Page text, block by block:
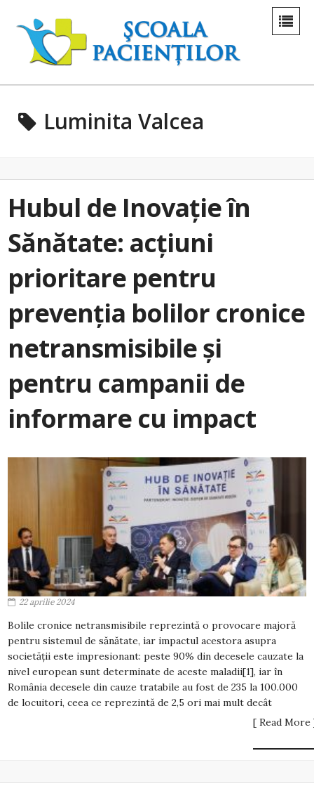
Luminita Valcea
Hubul de Inovație în
Sănătate: acțiuni
prioritare pentru
prevenția bolilor cronice
netransmisibile și
pentru campanii de
informare cu impact
22 aprilie 2024
Bolile cronice netransmisibile reprezintă o provocare majoră
pentru sistemul de sănătate, iar impactul acestora asupra
societății este impresionant: peste 90% din decesele cauzate la
nivel european sunt determinate de aceste maladii[1], iar în
România decesele din cauze tratabile au fost de 235 la 100.000
de locuitori, ceea ce reprezintă de 2,5 ori mai mult decât
[ Read More